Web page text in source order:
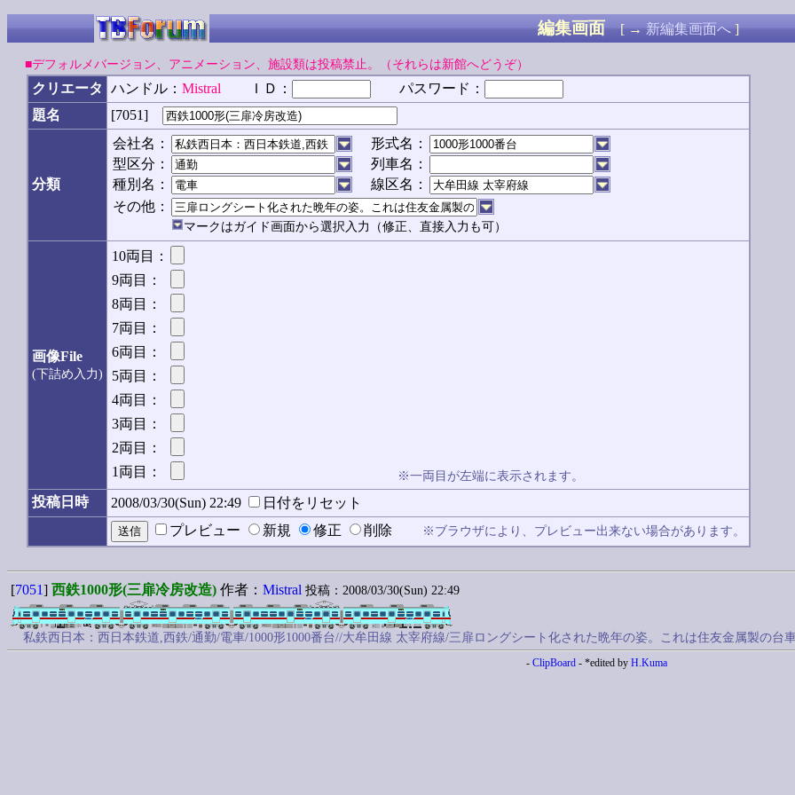
編集画面 [ →新編集画面へ]
■デフォルメバージョン、アニメーション、施設類は投稿禁止。（それらは新館へどうぞ）
クリエータ ハンドル： Mistral ＩＤ：
パスワード：
題名
[7051]
分類
会社名：
型区分：
種別名：
形式名：
列車名：
線区名：
その他：
マークはガイド画面から選択入力（修正、直接入力も可）
画像File
(下詰め入力)
10両目：
9両目：
8両目：
7両目：
6両目：
5両目：
4両目：
3両目：
2両目：
1両目：
※一両目が左端に表示されます。
投稿日時 2008/03/30(Sun) 22:49
日付をリセット
プレビュー
新規 修正 削除 ※ブラウザにより、プレビュー出来ない場合があります。
[7051] 西鉄1000形(三扉冷房改造) 作者： Mistral 投稿：2008/03/30(Sun) 22:49
私鉄西日本：西日本鉄道,西鉄/通勤/電車/1000形1000番台//大牟田線 太宰府線/三扉ロングシート化された晩年の姿。これは住友金属製の台車
- ClipBoard- *edited by H.Kuma